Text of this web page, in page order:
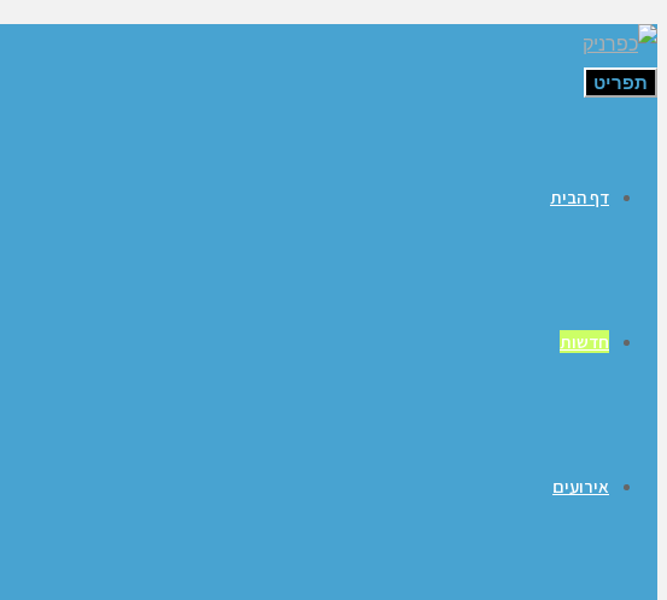
תפריט
דף הבית
חדשות
אירועים